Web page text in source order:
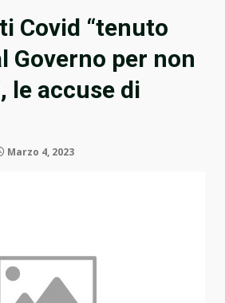
Covid “tenuto
Governo per non
le accuse di
Marzo 4, 2023